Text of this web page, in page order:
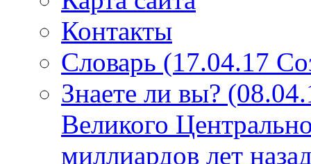
Контакты
Словарь (17.04.17
Знаете ли вы?
Великого
миллиардов лет